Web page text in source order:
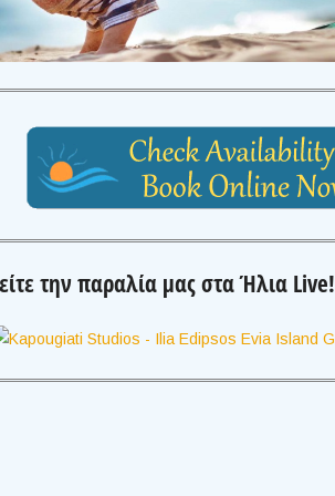
την παραλία μας στα Ήλια Live!